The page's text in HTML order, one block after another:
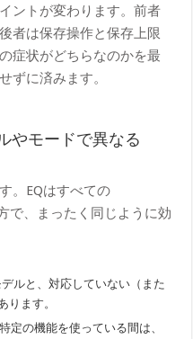
ントが変わります。前者
者は保存操作と保存上限
症状がどちらなのかを最
ずに済みます。
やモードで異なる
。EQはすべての
で、まったく同じように効
ルと、対応していない（また
ります。
定の機能を使っている間は、